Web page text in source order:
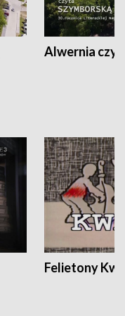
Alwernia
Felietony